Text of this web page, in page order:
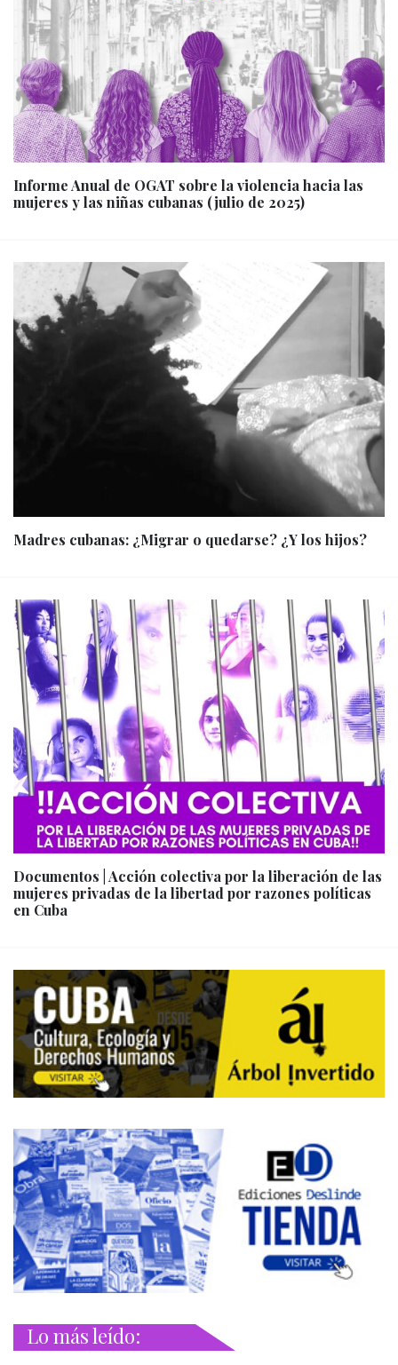
Informe Anual de OGAT sobre la violencia hacia las
mujeres y las niñas cubanas (julio de 2025)
Madres cubanas: ¿Migrar o quedarse? ¿Y los hijos?
Documentos | Acción colectiva por la liberación de las
mujeres privadas de la libertad por razones políticas
en Cuba
Lo más leído: